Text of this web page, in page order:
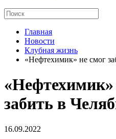
Главная
Новости
Клубная жизнь
«Нефтехимик» не смог
«Нефтехимик»
забить в
16.09.2022